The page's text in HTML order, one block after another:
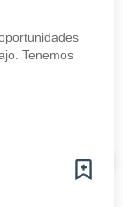
Tenemos